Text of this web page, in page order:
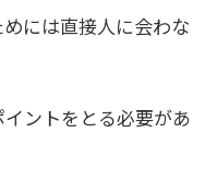
には直接人に会わな
ントをとる必要があ